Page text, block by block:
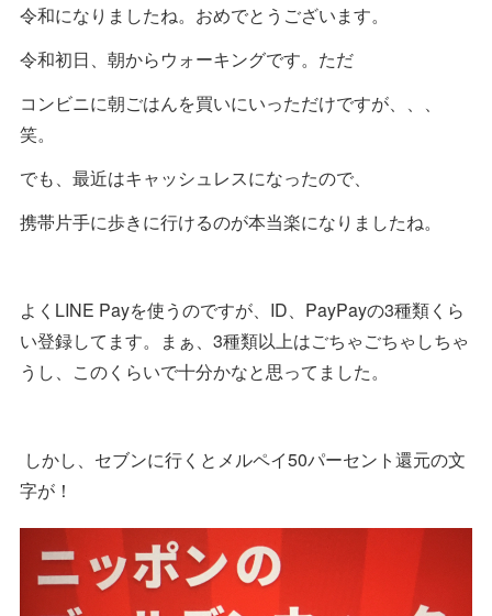
令和になりましたね。おめでとうございます。
令和初日、朝からウォーキングです。ただ
コンビニに朝ごはんを買いにいっただけですが、、、
笑。
でも、最近はキャッシュレスになったので、
携帯片手に歩きに行けるのが本当楽になりましたね。
よくLINE Payを使うのですが、ID、PayPayの3種類くら
い登録してます。まぁ、3種類以上はごちゃごちゃしちゃ
うし、このくらいで十分かなと思ってました。
しかし、セブンに行くとメルペイ50パーセント還元の文
字が！